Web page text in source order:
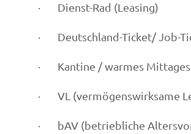
· Dienst-Rad (Leasing)
· Deutschland-Ticket/ Job-
· Kantine / warmes
· VL (vermögenswirksame
· bAV (betriebliche